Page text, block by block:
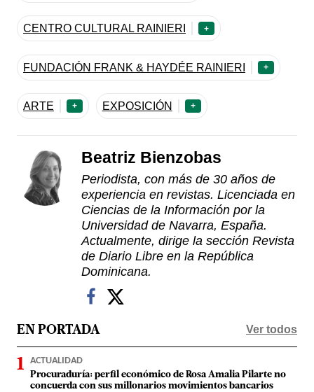
CENTRO CULTURAL RAINIERI +
FUNDACIÓN FRANK & HAYDÉE RAINIERI +
ARTE + EXPOSICIÓN +
Beatriz Bienzobas
Periodista, con más de 30 años de
experiencia en revistas. Licenciada en
Ciencias de la Información por la
Universidad de Navarra, España.
Actualmente, dirige la sección Revista
de Diario Libre en la República
Dominicana.
EN PORTADA Ver todos
ACTUALIDAD
Procuraduría: perfil económico de Rosa Amalia Pilarte no
concuerda con sus millonarios movimientos bancarios